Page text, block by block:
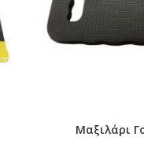
Μαξιλάρι